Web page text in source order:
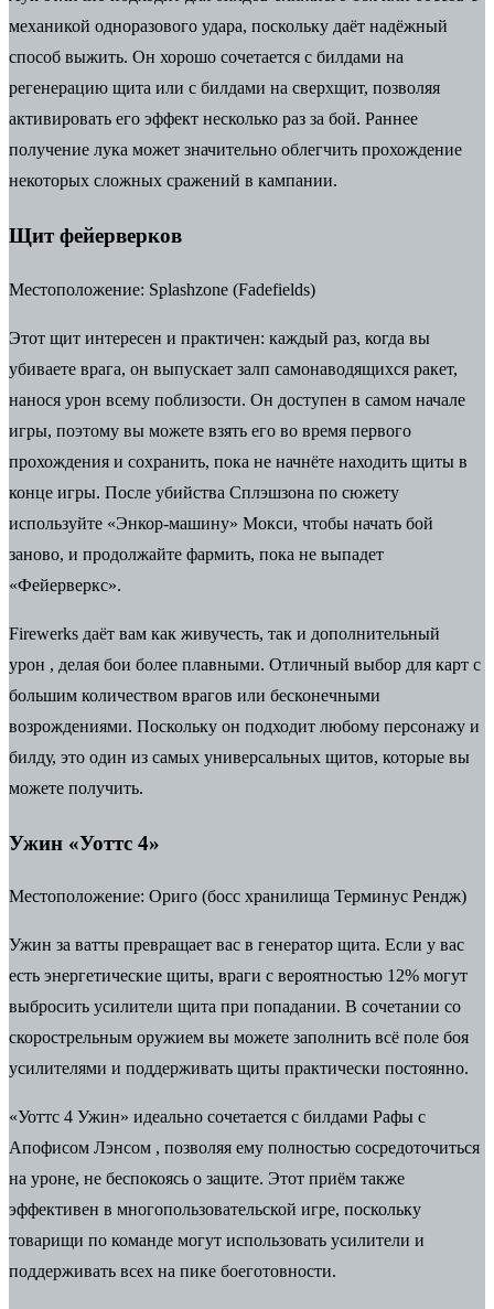
механикой одноразового удара, поскольку даёт надёжный
способ выжить. Он хорошо сочетается с билдами на
регенерацию щита или с билдами на сверхщит, позволяя
активировать его эффект несколько раз за бой. Раннее
получение лука может значительно облегчить прохождение
некоторых сложных сражений в кампании.
Щит фейерверков
Местоположение: Splashzone (Fadefields)
Этот щит интересен и практичен: каждый раз, когда вы
убиваете врага, он выпускает залп самонаводящихся ракет,
нанося урон всему поблизости. Он доступен в самом начале
игры, поэтому вы можете взять его во время первого
прохождения и сохранить, пока не начнёте находить щиты в
конце игры. После убийства Сплэшзона по сюжету
используйте «Энкор-машину» Мокси, чтобы начать бой
заново, и продолжайте фармить, пока не выпадет
«Фейерверкс».
Firewerks даёт вам как живучесть, так и дополнительный
урон , делая бои более плавными. Отличный выбор для карт с
большим количеством врагов или бесконечными
возрождениями. Поскольку он подходит любому персонажу и
билду, это один из самых универсальных щитов, которые вы
можете получить.
Ужин «Уоттс 4»
Местоположение: Ориго (босс хранилища Терминус Рендж)
Ужин за ватты превращает вас в генератор щита. Если у вас
есть энергетические щиты, враги с вероятностью 12% могут
выбросить усилители щита при попадании. В сочетании со
скорострельным оружием вы можете заполнить всё поле боя
усилителями и поддерживать щиты практически постоянно.
«Уоттс 4 Ужин» идеально сочетается с билдами Рафы с
Апофисом Лэнсом , позволяя ему полностью сосредоточиться
на уроне, не беспокоясь о защите. Этот приём также
эффективен в многопользовательской игре, поскольку
товарищи по команде могут использовать усилители и
поддерживать всех на пике боеготовности.